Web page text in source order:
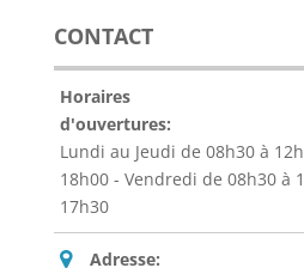
CONTACT
Horaires
d'ouvertures:
Lundi au Jeudi de 08h30 à
18h00 - Vendredi de 08h30 à
17h30
Adresse: